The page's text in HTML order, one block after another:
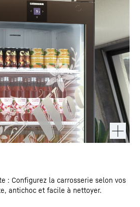
: Configurez la carrosserie selon vos
antichoc et facile à nettoyer.